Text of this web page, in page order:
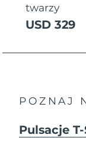
twarzy
USD 329
POZNAJ
Pulsacje